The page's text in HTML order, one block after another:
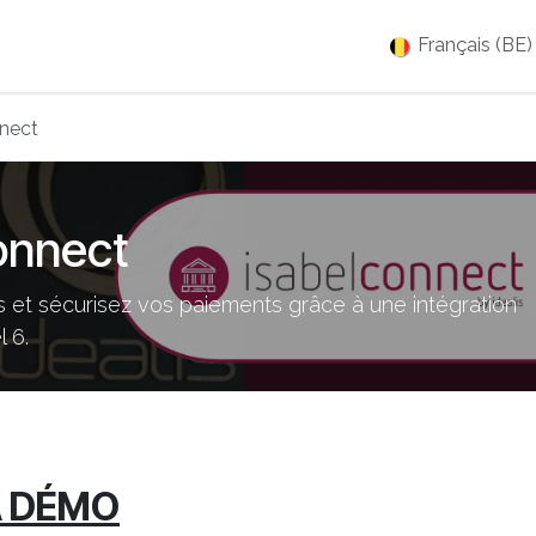
Français (BE)
et sécurisez vos paiements grâce à une intégration
6.
DÉMO